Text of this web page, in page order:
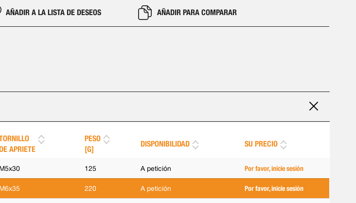
AÑADIR A LA LISTA DE DESEOS AÑADIR PARA COMPARAR
DE APRIETE
PESO
[G]
DISPONIBILIDAD SU PRECIO
M5x30 125 A petición Por favor, inicie sesión
M6x35 220 A petición Por favor, inicie sesión